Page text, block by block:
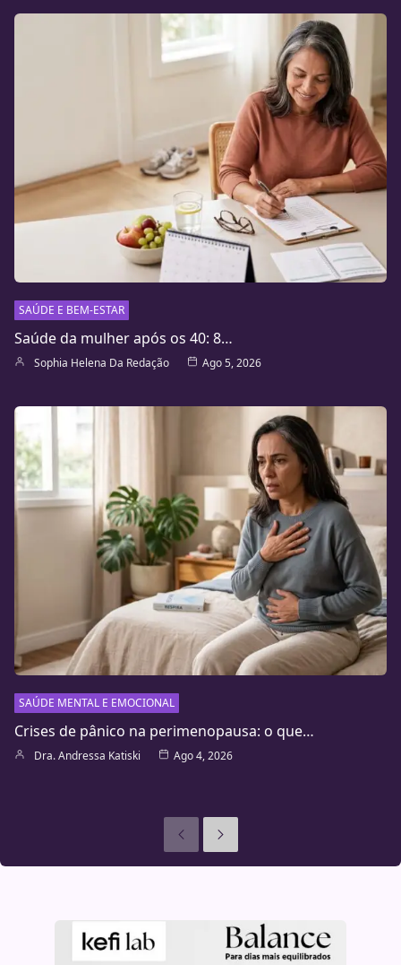
SAÚDE E BEM-ESTAR
Saúde da mulher após os 40: 8…
Sophia Helena Da Redação Ago 5, 2026
SAÚDE MENTAL E EMOCIONAL
Crises de pânico na perimenopausa: o que…
Dra. Andressa Katiski Ago 4, 2026
AnterioresSeguinte